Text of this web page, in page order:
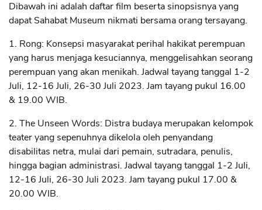
Dibawah ini adalah daftar film beserta sinopsisnya yang
dapat Sahabat Museum nikmati bersama orang tersayang.
1. Rong: Konsepsi masyarakat perihal hakikat perempuan
yang harus menjaga kesuciannya, menggelisahkan seorang
perempuan yang akan menikah. Jadwal tayang tanggal 1-2
Juli, 12-16 Juli, 26-30 Juli 2023. Jam tayang pukul 16.00
& 19.00 WIB.
2. The Unseen Words: Distra budaya merupakan kelompok
teater yang sepenuhnya dikelola oleh penyandang
disabilitas netra, mulai dari pemain, sutradara, penulis,
hingga bagian administrasi. Jadwal tayang tanggal 1-2 Juli,
12-16 Juli, 26-30 Juli 2023. Jam tayang pukul 17.00 &
20.00 WIB.